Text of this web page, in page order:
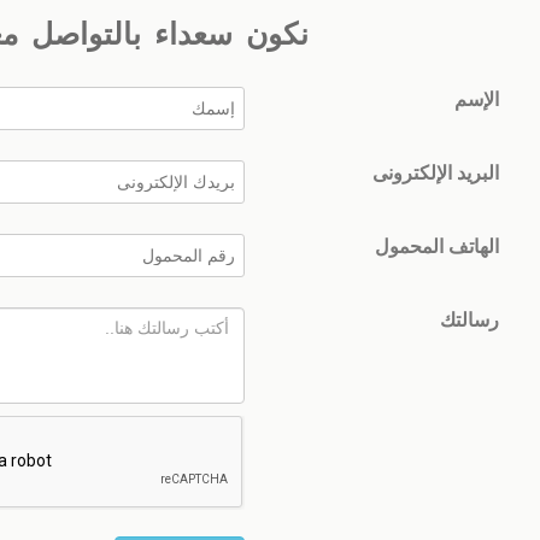
نكون سعداء بالتواصل
الإسم
البريد الإلكترونى
الهاتف المحمول
رسالتك